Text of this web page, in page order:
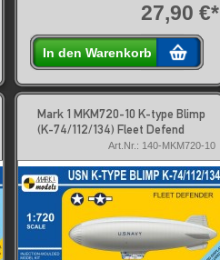
27,90 €*
In den Warenkorb
Mark 1 MKM720-10 K-type Blimp
(K-74/112/134) Fleet Defend
Art.Nr.: 140-MKM720-10